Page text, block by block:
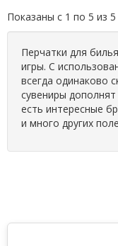
Показаны с 1 по 5 из 5
Перчатки для
игры. С
всегда одинаково
сувениры
есть интересные
и много других